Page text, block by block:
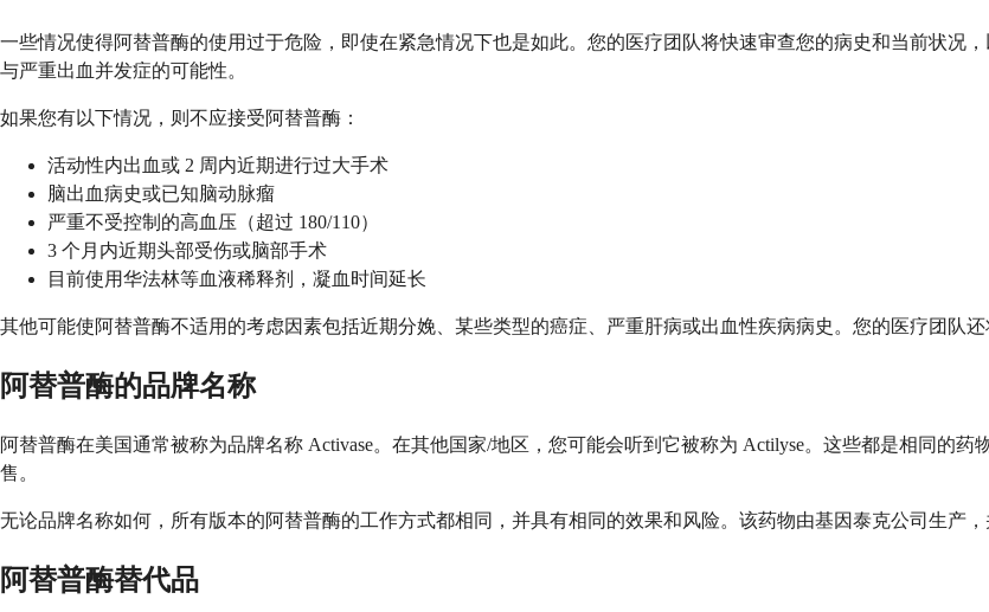
一些情况使得阿替普酶的使用过于危险，即使在紧急情况下也是如此。您的医疗团队将快速审查您的病史和当前状况
与严重出血并发症的可能性。
如果您有以下情况，则不应接受阿替普酶：
活动性内出血或 2 周内近期进行过大手术
脑出血病史或已知脑动脉瘤
严重不受控制的高血压（超过 180/110）
3 个月内近期头部受伤或脑部手术
目前使用华法林等血液稀释剂，凝血时间延长
其他可能使阿替普酶不适用的考虑因素包括近期分娩、某些类型的癌症、严重肝病或出血性疾病病史。您的医疗团队
阿替普酶的品牌名称
阿替普酶在美国通常被称为品牌名称 Activase。在其他国家/地区，您可能会听到它被称为 Actilyse。这些都是相同
售。
无论品牌名称如何，所有版本的阿替普酶的工作方式都相同，并具有相同的效果和风险。该药物由基因泰克公司生产
阿替普酶替代品